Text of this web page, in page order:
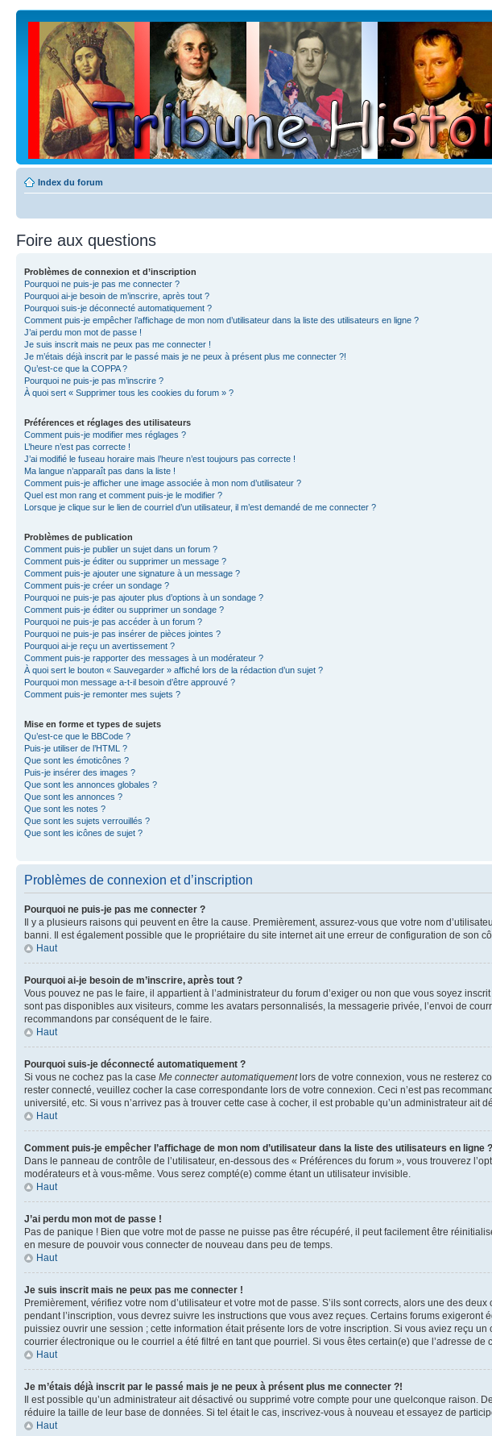
Index du forum
Foire aux questions
Problèmes de connexion et d’inscription
Pourquoi ne puis-je pas me connecter ?
Pourquoi ai-je besoin de m’inscrire, après tout ?
Pourquoi suis-je déconnecté automatiquement ?
Comment puis-je empêcher l’affichage de mon nom d’utilisateur dans la liste des utilisateurs en ligne ?
J’ai perdu mon mot de passe !
Je suis inscrit mais ne peux pas me connecter !
Je m’étais déjà inscrit par le passé mais je ne peux à présent plus me connecter ?!
Qu’est-ce que la COPPA ?
Pourquoi ne puis-je pas m’inscrire ?
À quoi sert « Supprimer tous les cookies du forum » ?
Préférences et réglages des utilisateurs
Comment puis-je modifier mes réglages ?
L’heure n’est pas correcte !
J’ai modifié le fuseau horaire mais l’heure n’est toujours pas correcte !
Ma langue n’apparaît pas dans la liste !
Comment puis-je afficher une image associée à mon nom d’utilisateur ?
Quel est mon rang et comment puis-je le modifier ?
Lorsque je clique sur le lien de courriel d’un utilisateur, il m’est demandé de me connecter ?
Problèmes de publication
Comment puis-je publier un sujet dans un forum ?
Comment puis-je éditer ou supprimer un message ?
Comment puis-je ajouter une signature à un message ?
Comment puis-je créer un sondage ?
Pourquoi ne puis-je pas ajouter plus d’options à un sondage ?
Comment puis-je éditer ou supprimer un sondage ?
Pourquoi ne puis-je pas accéder à un forum ?
Pourquoi ne puis-je pas insérer de pièces jointes ?
Pourquoi ai-je reçu un avertissement ?
Comment puis-je rapporter des messages à un modérateur ?
À quoi sert le bouton « Sauvegarder » affiché lors de la rédaction d’un sujet ?
Pourquoi mon message a-t-il besoin d’être approuvé ?
Comment puis-je remonter mes sujets ?
Mise en forme et types de sujets
Qu’est-ce que le BBCode ?
Puis-je utiliser de l’HTML ?
Que sont les émoticônes ?
Puis-je insérer des images ?
Que sont les annonces globales ?
Que sont les annonces ?
Que sont les notes ?
Que sont les sujets verrouillés ?
Que sont les icônes de sujet ?
Problèmes de connexion et d’inscription
Pourquoi ne puis-je pas me connecter ?
Il y a plusieurs raisons qui peuvent en être la cause. Premièrement, assurez-vous que votre nom
banni. Il est également possible que le propriétaire du site internet ait une erreur de configuration de son
Haut
Pourquoi ai-je besoin de m’inscrire, après tout ?
Vous pouvez ne pas le faire, il appartient à l’administrateur du forum d’exiger ou non que vous soyez
sont pas disponibles aux visiteurs, comme les avatars personnalisés, la messagerie privée, l’envoi de
recommandons par conséquent de le faire.
Haut
Pourquoi suis-je déconnecté automatiquement ?
Si vous ne cochez pas la case Me connecter automatiquementlors de votre connexion, vous ne resterez
rester connecté, veuillez cocher la case correspondante lors de votre connexion. Ceci n’est pas
université, etc. Si vous n’arrivez pas à trouver cette case à cocher, il est probable qu’un administrateur ait
Haut
Comment puis-je empêcher l’affichage de mon nom d’utilisateur dans la liste des utilisateurs en ligne ?
Dans le panneau de contrôle de l’utilisateur, en-dessous des « Préférences du forum », vous trouverez
modérateurs et à vous-même. Vous serez compté(e) comme étant un utilisateur invisible.
Haut
J’ai perdu mon mot de passe !
Pas de panique ! Bien que votre mot de passe ne puisse pas être récupéré, il peut facilement être
en mesure de pouvoir vous connecter de nouveau dans peu de temps.
Haut
Je suis inscrit mais ne peux pas me connecter !
Premièrement, vérifiez votre nom d’utilisateur et votre mot de passe. S’ils sont corrects, alors une des
pendant l’inscription, vous devrez suivre les instructions que vous avez reçues. Certains forums
puissiez ouvrir une session ; cette information était présente lors de votre inscription. Si vous aviez reçu
courrier électronique ou le courriel a été filtré en tant que pourriel. Si vous êtes certain(e) que l’adresse
Haut
Je m’étais déjà inscrit par le passé mais je ne peux à présent plus me connecter ?!
Il est possible qu’un administrateur ait désactivé ou supprimé votre compte pour une quelconque
réduire la taille de leur base de données. Si tel était le cas, inscrivez-vous à nouveau et essayez de
Haut